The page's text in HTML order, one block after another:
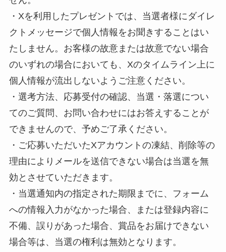
・Xを利用したプレゼントでは、当選者様にダイレ
クトメッセージで個人情報をお聞きすることはい
たしません。お客様の故意または故意でない場合
のいずれの場合においても、Xのタイムライン上に
個人情報が流出しないようご注意ください。
・選考方法、応募受付の確認、当選・落選につい
てのご質問、お問い合わせにはお答えすることが
できませんので、予めご了承ください。
・ご応募いただいたXアカウントの凍結、削除等の
理由によりメールを送信できない場合は当選を無
効とさせていただきます。
・当選通知内の指定された期限までに、フォーム
への情報入力がなかった場合、または登録内容に
不備、誤りがあった場合、賞品をお届けできない
場合等は、当選の権利は無効となります。